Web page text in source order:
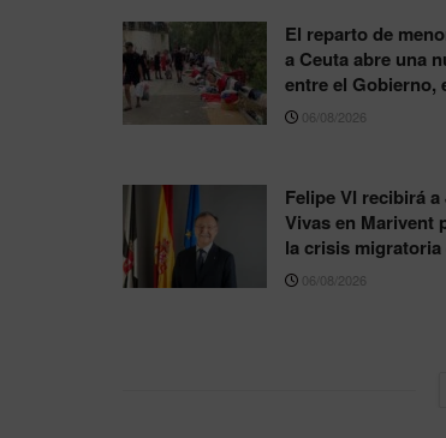
El reparto de
a Ceuta abre una
entre el Gobierno,
06/08/2026
Felipe VI recibirá
Vivas en Marivent
la crisis migratoria
06/08/2026